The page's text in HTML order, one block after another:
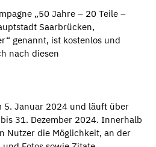
„50 Jahre – 20 Teile –
Saarbrücken,
genannt, ist kostenlos und
nach diesen
5. Januar 2024 und läuft über
31. Dezember 2024. Innerhalb
Nutzer die Möglichkeit, an der